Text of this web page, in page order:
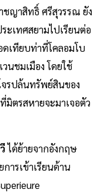
ชญาสิทธิ์ ศรีสุวรรณ ยัง
ะเทศสยามไปเรียนต่อ
ดเทียบท่าที่โคลอมโบ
นชมเมือง โดยใช้
รปล้นทรัพย์สินของ
มิตรสหายจะมาเจอตัว
ได้ย้ายจากอังกฤษ
ารเข้าเรียนด้าน